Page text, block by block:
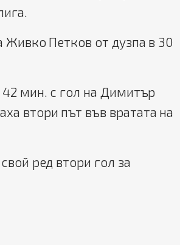
Живко Петков от дузпа в 30
42 мин. с гол на Димитър
втори път във вратата на
ред втори гол за